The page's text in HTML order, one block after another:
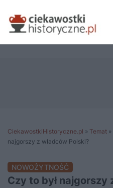
CiekawostkiHistoryczne.pl » Temat »
najgorszy z władców Polski?
NOWOŻYTNOŚĆ
Czy to był najgorszy